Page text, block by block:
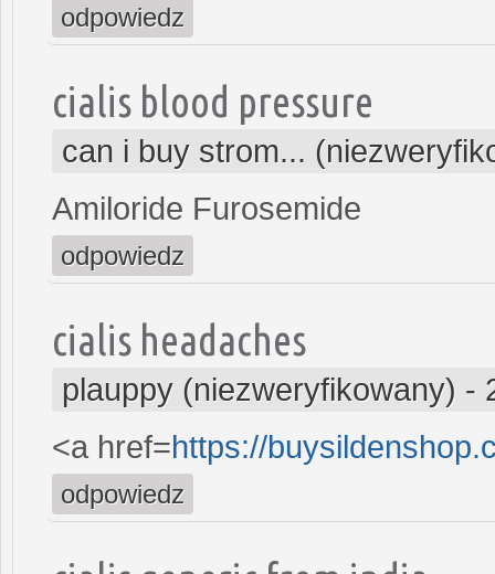
odpowiedz
cialis blood pressure
can i buy strom...
Amiloride Furosemide
odpowiedz
cialis headaches
plauppy (niezweryfikowany) -
<a href=https://
odpowiedz